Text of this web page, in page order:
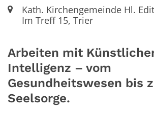
Ort:Kath. Kirchengemeinde Hl.
Im Treff 15, Trier
Arbeiten mit
Intelligenz – vom
Gesundheitswesen bis
Seelsorge.